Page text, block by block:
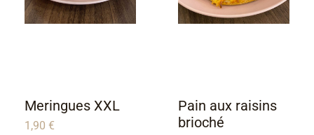
Meringues XXL
1,90 €
Pain aux raisins
brioché